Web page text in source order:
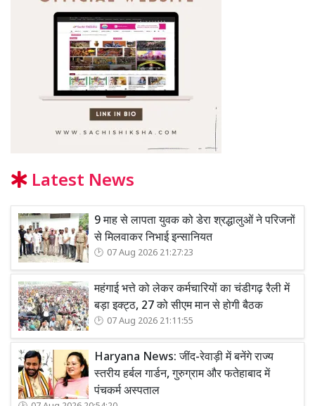
Latest News
9 माह से लापता युवक को डेरा श्रद्धालुओं ने परिजनों
से मिलवाकर निभाई इन्सानियत
07 Aug 2026 21:27:23
महंगाई भत्ते को लेकर कर्मचारियों का चंडीगढ़ रैली में
बड़ा इक्ट्ठ, 27 को सीएम मान से होगी बैठक
07 Aug 2026 21:11:55
Haryana News: जींद-रेवाड़ी में बनेंगे राज्य
स्तरीय हर्बल गार्डन, गुरुग्राम और फतेहाबाद में
पंचकर्म अस्पताल